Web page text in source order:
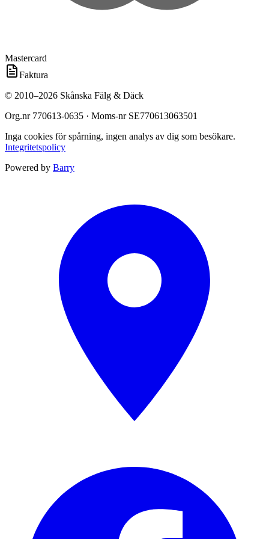
Mastercard
Faktura
© 2010–2026 Skånska Fälg & Däck
Org.nr 770613-0635 · Moms-nr SE770613063501
Inga cookies för spårning, ingen analys av dig som besökare.
Integritetspolicy
Powered by Barry